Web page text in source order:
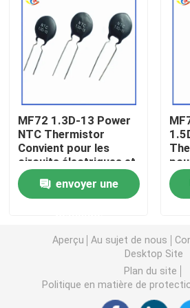
Puce de chauffage PTC
Thermistors NTC
Thermistance de SMD NTC
Le thermistore NTC de
MF72 1.3D-13 Power
NTC Thermistor
Convient pour les
circuits électriques et
les appareils
électroménagers
Suppression du
envoyer une
Aperçu Au sujet de nous
Desktop Site
Plan du site
Politique en matière de